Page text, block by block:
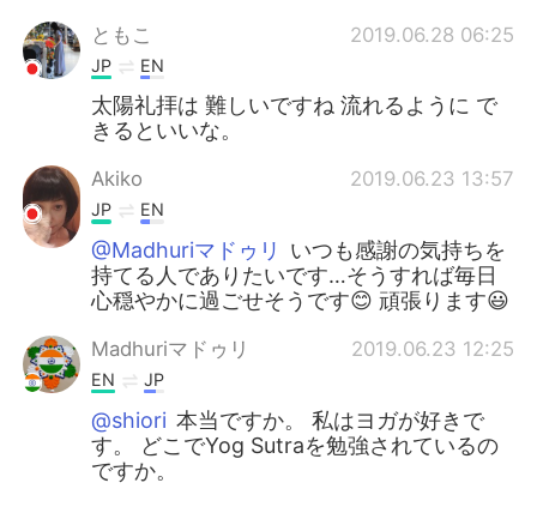
ともこ 2019.06.28 06:25
JP EN
太陽礼拝は 難しいですね 流れるように で
きるといいな。
Akiko 2019.06.23 13:57
JP EN
@Madhuriマドゥリ
いつも感謝の気持ちを
持てる人でありたいです…そうすれば毎日
心穏やかに過ごせそうです😊 頑張ります😃
Madhuriマドゥリ 2019.06.23 12:25
EN JP
@shiori 本当ですか。 私はヨガが好きで
す。 どこでYog Sutraを勉強されているの
ですか。